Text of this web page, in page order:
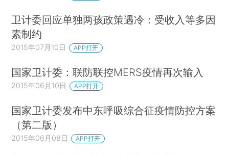
卫计委回应单独两孩政策遇冷：受收入等多因
素制约
2015年07月10日 APP打开
国家卫计委：联防联控MERS疫情再次输入
2015年06月10日 APP打开
国家卫计委发布中东呼吸综合征疫情防控方案
（第二版）
2015年06月08日 APP打开